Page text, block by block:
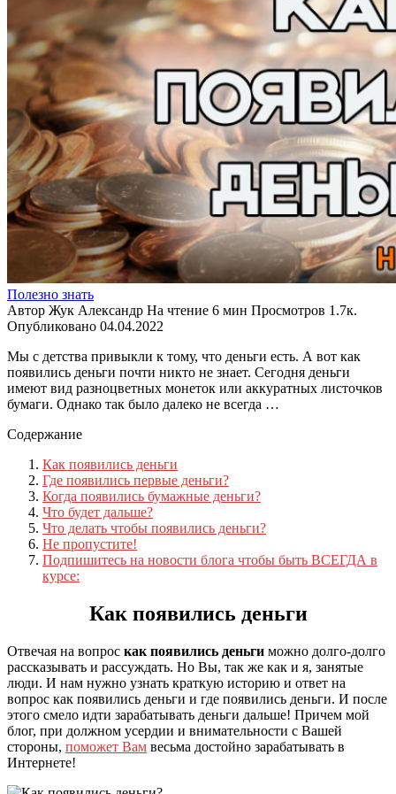
Полезно знать
Автор Жук Александр На чтение 6 мин Просмотров 1.7к.
Опубликовано 04.04.2022
Мы с детства привыкли к тому, что деньги есть. А вот как
появились деньги почти никто не знает. Сегодня деньги
имеют вид разноцветных монеток или аккуратных листочков
бумаги. Однако так было далеко не всегда …
Содержание
Как появились деньги
Где появились первые деньги?
Когда появились бумажные деньги?
Что будет дальше?
Что делать чтобы появились деньги?
Не пропустите!
Подпишитесь на новости блога чтобы быть ВСЕГДА в
курсе:
Как появились деньги
Отвечая на вопрос как появились деньги можно долго-долго
рассказывать и рассуждать. Но Вы, так же как и я, занятые
люди. И нам нужно узнать краткую историю и ответ на
вопрос как появились деньги и где появились деньги. И после
этого смело идти зарабатывать деньги дальше! Причем мой
блог, при должном усердии и внимательности с Вашей
стороны, поможет Вам весьма достойно зарабатывать в
Интернете!